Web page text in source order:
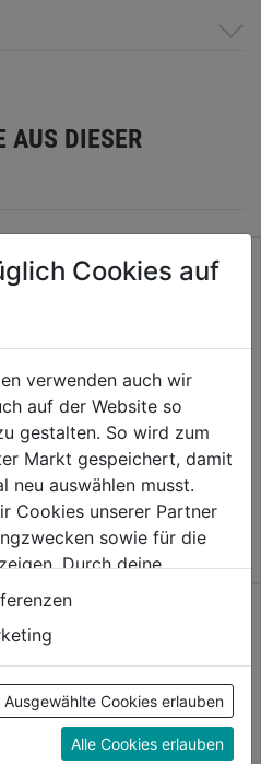
AUS DIESER
Glasleistenschraube A2
0.0 (0)
0.0
von
5
Sternen.
3,79€
Senkschraube verz. DIN9665-
4.8 m. Muttern
Cookies auf
verwenden auch wir
auf der Website so
gestalten. So wird zum
Markt gespeichert, damit
neu auswählen musst.
Cookies unserer Partner
sowie für die
Durch deine
von Drittanbieter,
USA, verarbeitet.
erlauben" stimmst du
zu. Unter "Details
Infos zu den
unter "Cookies
welche Cookies
Ausgewählte Cookies erlauben
Alle Cookies erlauben